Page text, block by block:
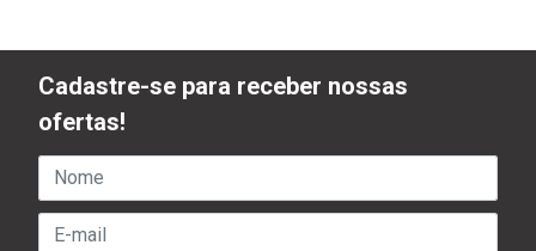
Cadastre-se para receber nossas
ofertas!